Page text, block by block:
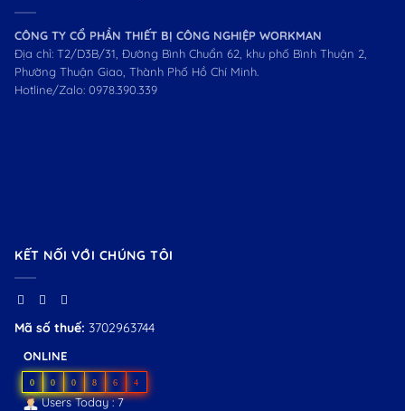
CÔNG TY CỔ PHẦN THIẾT BỊ CÔNG NGHIỆP WORKMAN
Địa chỉ: T2/D3B/31, Đường Bình Chuẩn 62, khu phố Bình Thuận 2,
Phường Thuận Giao, Thành Phố Hồ Chí Minh.
Hotline/Zalo: 0978.390.339
KẾT NỐI VỚI CHÚNG TÔI
Mã số thuế: 3702963744
ONLINE
0 0 0 8 6 4
Users Today : 7